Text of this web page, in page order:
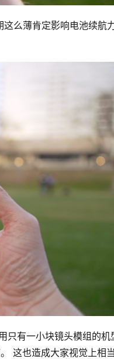
么薄肯定影响电池续航
只有一小块镜头模组的机
这也造成大家视觉上相